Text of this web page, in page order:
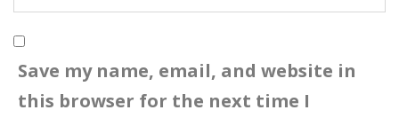
Save my name, email, and website in
this browser for the next time I